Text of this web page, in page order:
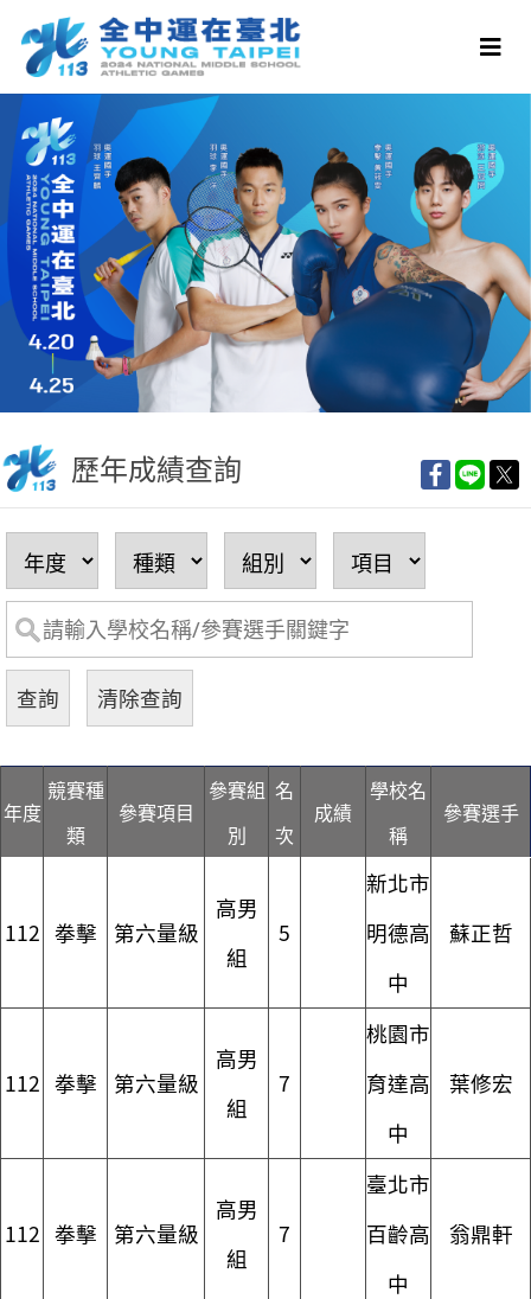
歷年成績查詢
年度
競賽種
類
參賽項目
參賽組
別
名
次
成績
學校名
稱
參賽選手
112 拳擊 第六量級
高男
組
5
新北市
明德高
中
蘇正哲
112 拳擊 第六量級
高男
組
7
桃園市
育達高
中
葉修宏
112 拳擊 第六量級
高男
組
7
臺北市
百齡高
中
翁鼎軒